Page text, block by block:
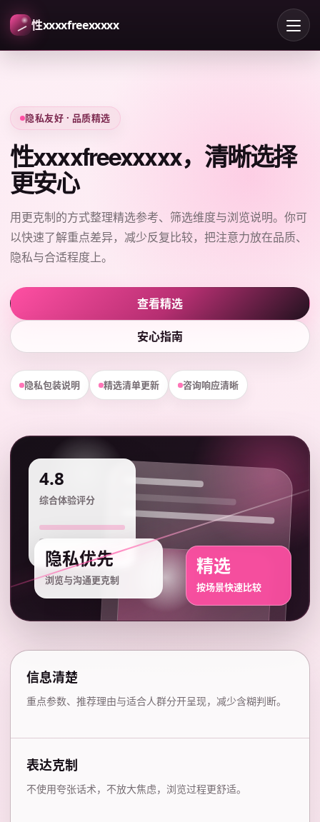
性xxxxfreexxxxx
隐私友好 · 品质精选
性xxxxfreexxxxx，清晰选择
更安心
用更克制的方式整理精选参考、筛选维度与浏览说明。你可
以快速了解重点差异，减少反复比较，把注意力放在品质、
隐私与合适程度上。
查看精选
安心指南
隐私包装说明 精选清单更新 咨询响应清晰
4.8
综合体验评分
隐私优先
浏览与沟通更克制
精选
按场景快速比较
信息清楚
重点参数、推荐理由与适合人群分开呈现，减少含糊判断。
表达克制
不使用夸张话术，不放大焦虑，浏览过程更舒适。